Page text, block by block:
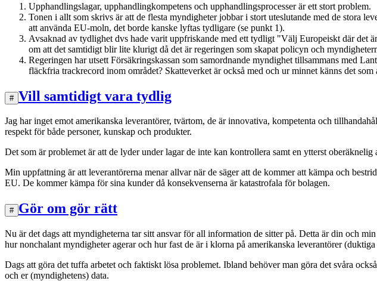
Upphandlingslagar, upphandlingkompetens och upphandlingsprocesser är ett stort problem.
Tonen i allt som skrivs är att de flesta myndigheter jobbar i stort uteslutande med de stora
att använda EU-moln, det borde kanske lyftas tydligare (se punkt 1).
Avsaknad av tydlighet dvs hade varit uppfriskande med ett tydligt "Välj Europeiskt där det
om att det samtidigt blir lite klurigt då det är regeringen som skapat policyn och
Regeringen har utsett Försäkringskassan som samordnande myndighet tillsammans med
fläckfria trackrecord inom området? Skatteverket är också med och ur minnet känns det
# Vill samtidigt vara tydlig
Jag har inget emot amerikanska leverantörer, tvärtom, de är innovativa, kompetenta och
respekt för både personer, kunskap och produkter.
Det som är problemet är att de lyder under lagar de inte kan kontrollera samt en ytterst
Min uppfattning är att leverantörerna menar allvar när de säger att de kommer att kämpa och
EU. De kommer kämpa för sina kunder då konsekvenserna är katastrofala för bolagen.
# Gör om gör rätt
Nu är det dags att myndigheterna tar sitt ansvar för all information de sitter på. Detta är din och
hur nonchalant myndigheter agerar och hur fast de är i klorna på amerikanska leverantörer (duktiga
Dags att göra det tuffa arbetet och faktiskt lösa problemet. Ibland behöver man göra det svåra
och er (myndighetens) data.